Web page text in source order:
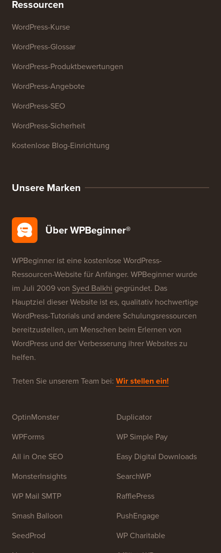
Website-SEO-Analysator
E-Mail-Signatur-Generator
27+ kostenlose Geschäftstools
Ressourcen
WordPress-Kurse
WordPress-Glossar
WordPress-Produktbewertungen
WordPress-SEO
Kostenlose Blog-Einrichtung
Unsere Marken
Über WPBeginner®
WPBeginner ist eine kostenlose WordPress-
Ressourcen-Website für Anfänger. WPBeginner wurde
Hauptziel dieser Website ist es, qualitativ hochwertige
WordPress und der Verbesserung ihrer Websites zu
helfen.
Treten Sie unserem Team bei: Wir stellen ein!
OptinMonster
WPForms
Duplicator
WP Simple Pay